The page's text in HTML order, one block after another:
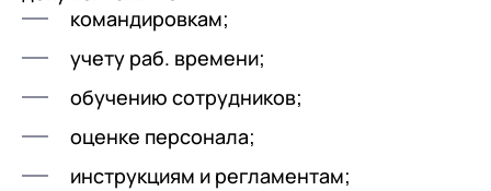
командировкам;
учету раб. времени;
обучению сотрудников;
оценке персонала;
инструкциям и регламентам;